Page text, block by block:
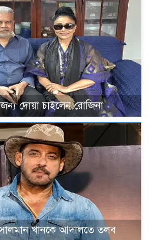
দোয়া চাইলেন রোজিনা
সালমান খানকে আদালতে তলব